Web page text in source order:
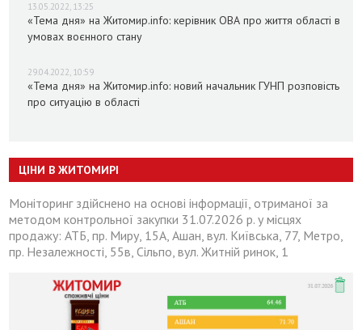
13.05.2022, 13:25
«Тема дня» на Житомир.info: керівник ОВА про життя області в
умовах воєнного стану
29.04.2022, 10:59
«Тема дня» на Житомир.info: новий начальник ГУНП розповість
про ситуацію в області
ЦІНИ В ЖИТОМИРІ
Моніторинг здійснено на основі інформації, отриманої за
методом контрольної закупки 31.07.2026 р. у місцях
продажу: АТБ, пр. Миру, 15А, Ашан, вул. Київська, 77, Метро,
пр. Незалежності, 55в, Сільпо, вул. Житній ринок, 1